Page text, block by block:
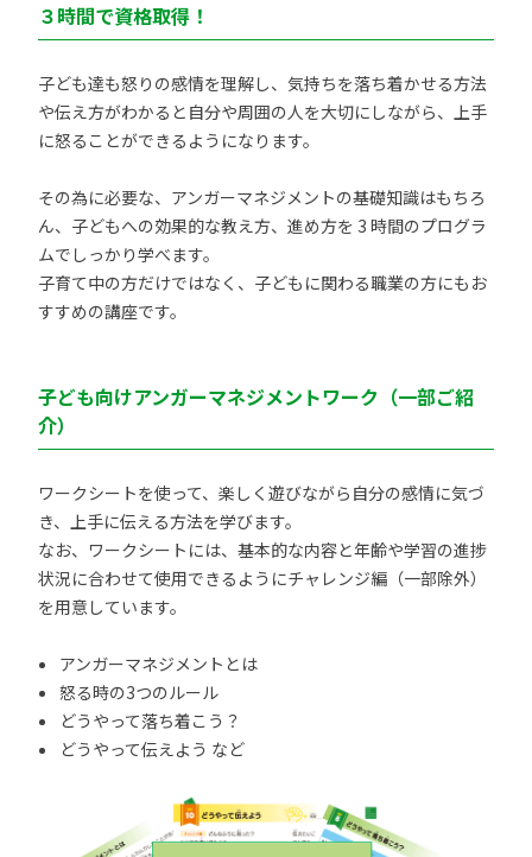
３時間で資格取得！
子ども達も怒りの感情を理解し、気持ちを落ち着かせる方法
や伝え方がわかると自分や周囲の人を大切にしながら、上手
に怒ることができるようになります。
その為に必要な、アンガーマネジメントの基礎知識はもちろ
ん、子どもへの効果的な教え方、進め方を 3 時間のプログラ
ムでしっかり学べます。
子育て中の方だけではなく、子どもに関わる職業の方にもお
すすめの講座です。
子ども向けアンガーマネジメントワーク（一部ご紹
介）
ワークシートを使って、楽しく遊びながら自分の感情に気づ
き、上手に伝える方法を学びます。
なお、ワークシートには、基本的な内容と年齢や学習の進捗
状況に合わせて使用できるようにチャレンジ編（一部除外）
を用意しています。
アンガーマネジメントとは
怒る時の3つのルール
どうやって落ち着こう？
どうやって伝えよう など